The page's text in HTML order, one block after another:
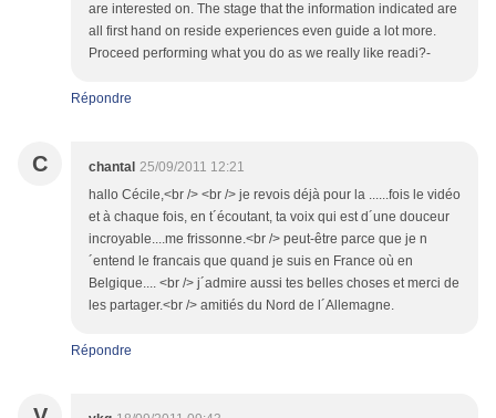
are interested on. The stage that the information indicated are
all first hand on reside experiences even guide a lot more.
Proceed performing what you do as we really like readi?-
Répondre
C chantal 25/09/2011 12:21
hallo Cécile,<br /> <br /> je revois déjà pour la ......fois le vidéo
et à chaque fois, en t´écoutant, ta voix qui est d´une douceur
incroyable....me frissonne.<br /> peut-être parce que je n
´entend le francais que quand je suis en France où en
Belgique.... <br /> j´admire aussi tes belles choses et merci de
les partager.<br /> amitiés du Nord de l´Allemagne.
Répondre